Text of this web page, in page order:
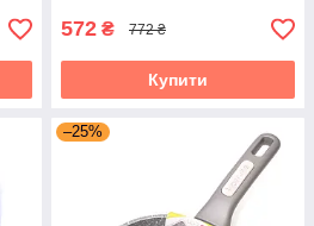
572 ₴ 772 ₴
Купити
–25%